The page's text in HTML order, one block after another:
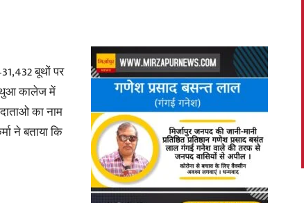
News,
Latest
बूथों पर
बथुआ कालेज में
का नाम
ने बताया कि